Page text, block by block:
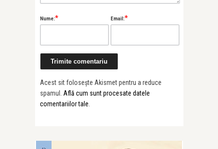
Nume:* Email:*
Acest sit folosește Akismet pentru a reduce
spamul. Află cum sunt procesate datele
comentariilor tale